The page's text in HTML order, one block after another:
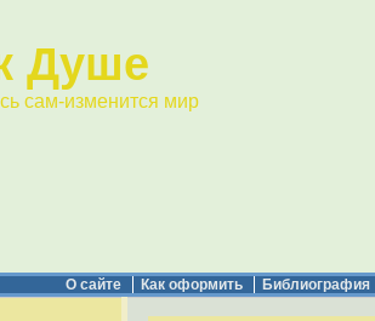
Душе
сам-изменится мир
О сайте Как оформить Библиография